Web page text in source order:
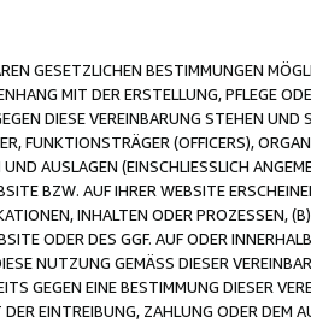
GESETZLICHEN BESTIMMUNGEN
MIT DER ERSTELLUNG, PFLEGE
DIESE VEREINBARUNG STEHEN UND
FUNKTIONSTRÄGER (OFFICERS),
AUSLAGEN (EINSCHLIESSLICH
BZW. AUF IHRER WEBSITE
INHALTEN ODER PROZESSEN,
ODER DES GGF. AUF ODER
NUTZUNG GEMÄSS DIESER
GEGEN EINE BESTIMMUNG DIESER
EINTREIBUNG, ZAHLUNG ODER DEM